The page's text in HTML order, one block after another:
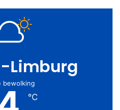
Limburg
bewolking
℃